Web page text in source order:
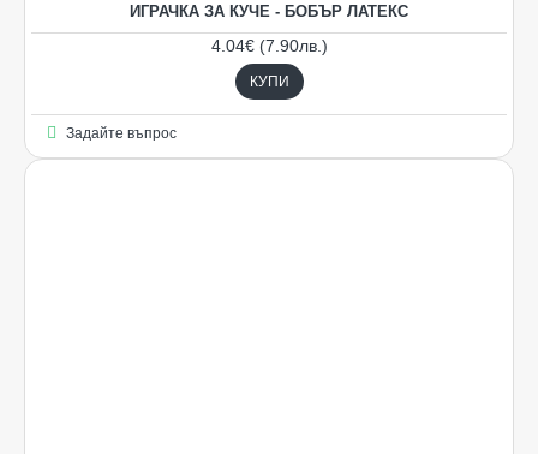
ИГРАЧКА ЗА КУЧЕ - БОБЪР ЛАТЕКС
4.04€ (7.90лв.)
КУПИ
Задайте въпрос